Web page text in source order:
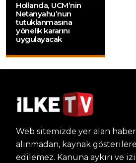
Hollanda, UCM’nin
Netanyahu’nun
tutuklanmasına
yönelik kararını
uygulayacak
Web sitemizde yer alan
alınmadan, kaynak
edilemez. Kanuna aykırı ve